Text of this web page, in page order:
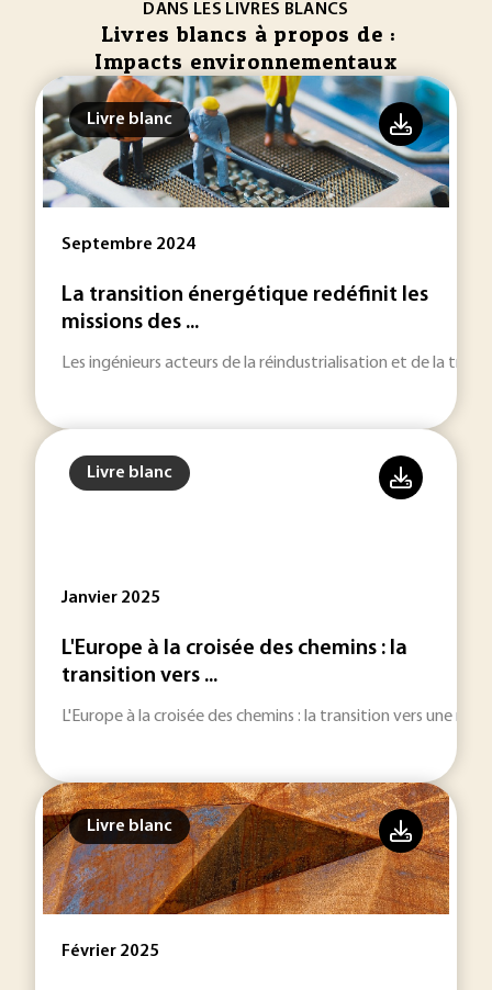
DANS LES LIVRES BLANCS
Livres blancs à propos de :
Impacts environnementaux
Livre blanc
Septembre 2024
La transition énergétique redéfinit les
missions des ...
Les ingénieurs acteurs de la réindustrialisation et de la
Livre blanc
Janvier 2025
L'Europe à la croisée des chemins : la
transition vers ...
L'Europe à la croisée des chemins : la transition vers une
Livre blanc
Février 2025